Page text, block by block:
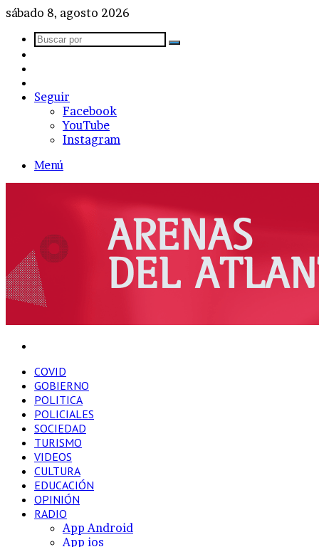
sábado 8, agosto 2026
Buscar
azar
Seguir
Facebook
YouTube
Instagram
Menú
COVID
GOBIERNO
POLITICA
POLICIALES
SOCIEDAD
TURISMO
VIDEOS
CULTURA
EDUCACIÓN
OPINIÓN
RADIO
App Android
App ios